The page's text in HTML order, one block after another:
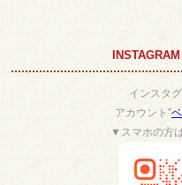
インスタ
アカウント”
▼スマホの方